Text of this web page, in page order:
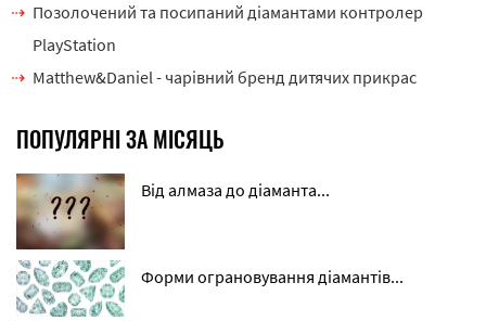
Позолочений та посипаний діамантами контролер
PlayStation
Matthew&Daniel - чарівний бренд дитячих прикрас
ПОПУЛЯРНІ ЗА МІСЯЦЬ
Від алмаза до діаманта...
Форми ограновування діамантів...